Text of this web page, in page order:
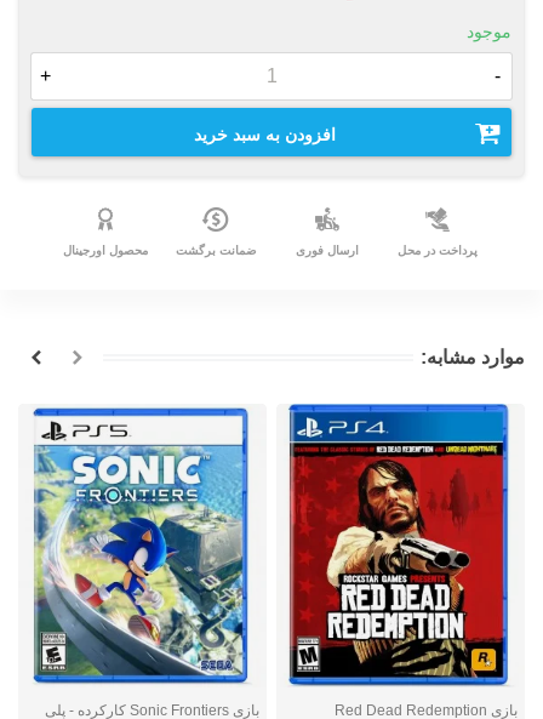
موجود
-
+
افزودن به سبد خرید
پرداخت در محل ارسال فوری ضمانت برگشت محصول اورجینال
موارد مشابه:
بازی Red Dead Redemption بازی Sonic Frontiers کارکرده - پلی